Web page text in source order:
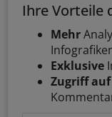
Ihre Vorteile
Mehr
Exklusive
Zugriff